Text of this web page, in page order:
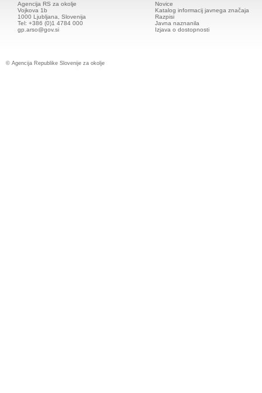
Agencija RS za okolje
Vojkova 1b
1000 Ljubljana, Slovenija
Tel: +386 (0)1 4784 000
gp.arso@gov.si
Novice
Katalog informacij javnega značaja
Razpisi
Javna naznanila
Izjava o dostopnosti
© Agencija Republike Slovenije za okolje